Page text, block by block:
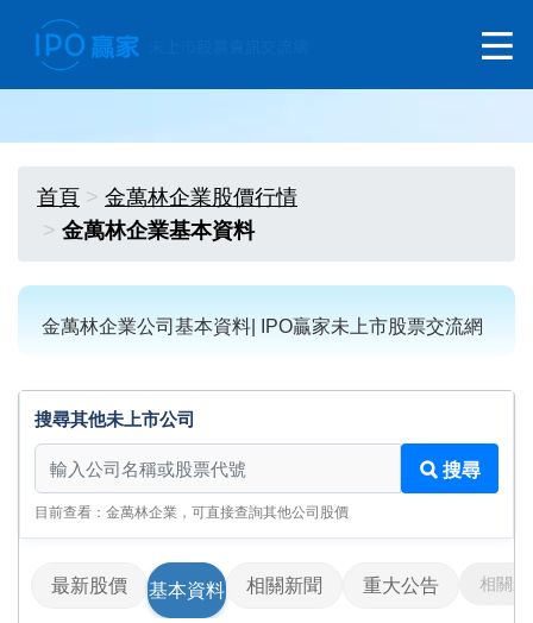
首頁
金萬林企業股價行情
金萬林企業基本資料
金萬林企業公司基本資料| IPO贏家未上市股票交流網
搜尋其他未上市公司
搜尋其他未上市公司
搜尋
目前查看：金萬林企業，可直接查詢其他公司股價
最新股價 基本資料 相關新聞 重大公告 相關影